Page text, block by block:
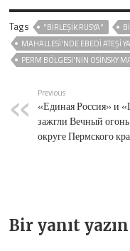
Tags "BIRLEŞIK RUSYA"
MAHALLESI'NDE EBEDI ATEŞI
PERM BÖLGESI'NIN OSINSKY
Previous
«Единая Россия» и
зажгли Вечный
округе Пермского
Bir yanıt yazın